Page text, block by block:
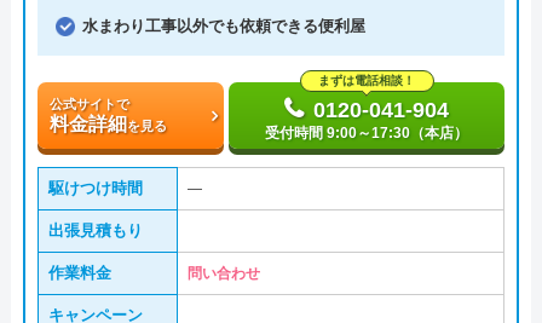
水まわり工事以外でも依頼できる便利屋
公式サイトで
料金詳細を見る
まずは電話相談！
0120-041-904
受付時間 9:00～17:30（本店）
駆けつけ時間 ―
出張見積もり
作業料金 問い合わせ
キャンペーン